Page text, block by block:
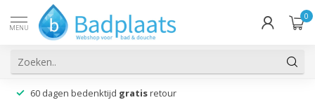
MENU
0
60 dagen bedenktijd gratis retour